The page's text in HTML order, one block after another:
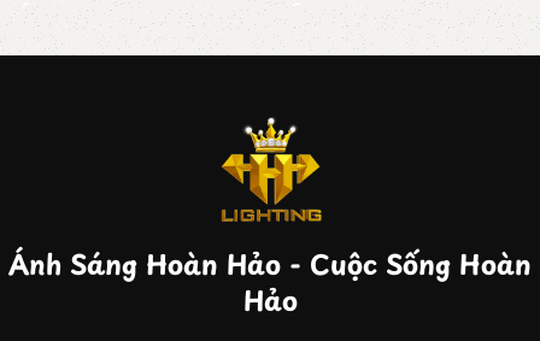
Ánh Sáng Hoàn Hảo - Cuộc Sống Hoàn
Hảo